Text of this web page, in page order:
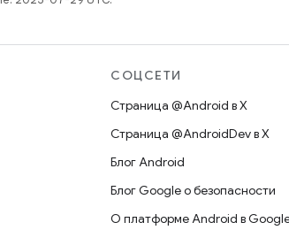
СОЦСЕТИ
Страница @Android в X
Страница @AndroidDev в X
Блог Android
Блог Google о безопасности
О платформе Android в